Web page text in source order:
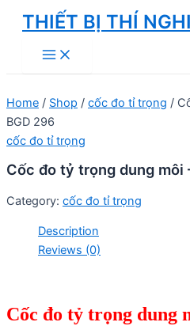
Skip
content
THIẾT BỊ THÍ
Main
Menu
Home / Shop / cốc đo tỉ trọng /
BGD 296
cốc đo tỉ trọng
Cốc đo tỷ trọng dung môi
Category: cốc đo tỉ trọng
Description
Reviews (0)
Cốc đo tỷ trọng dung